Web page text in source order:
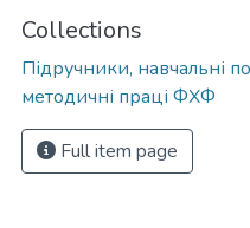
Collections
Підручники, навчальні
методичні праці ФХФ
Full item page